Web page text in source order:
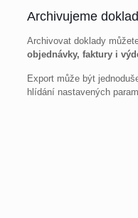
Archivujeme
Archivovat doklady
objednávky, faktury i
Export může být
hlídání nastavených